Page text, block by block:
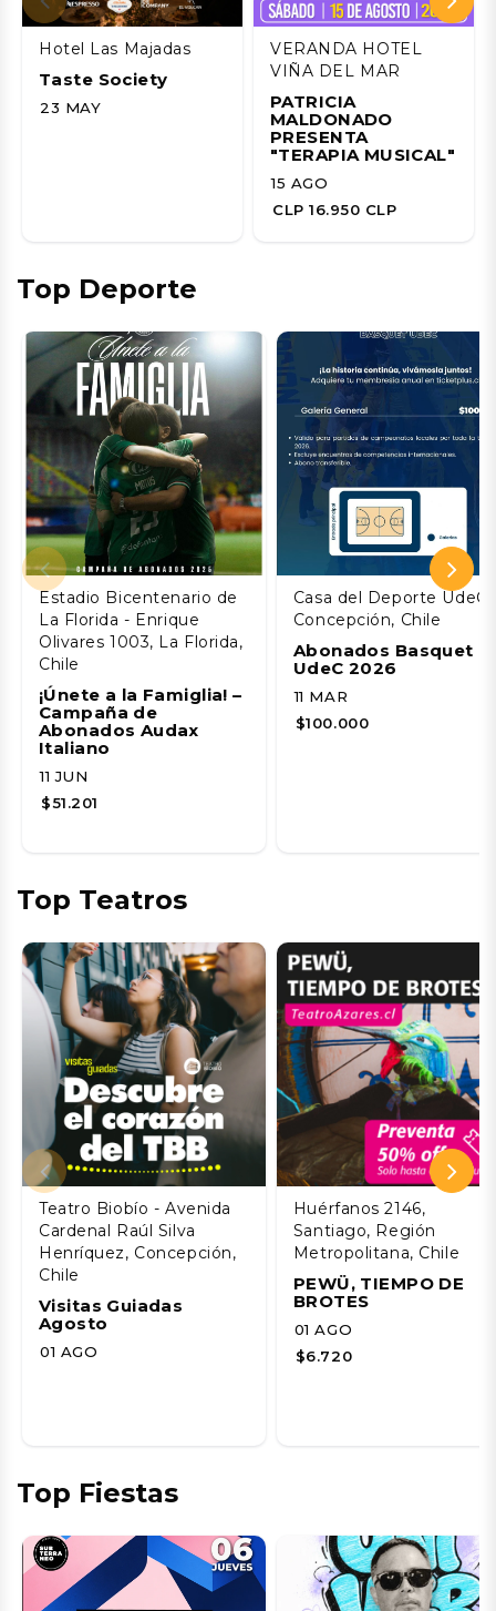
Hotel Las Majadas
Taste Society
23 MAY
VERANDA HOTEL
VIÑA DEL MAR
PATRICIA
MALDONADO
PRESENTA
"TERAPIA MUSICAL"
15 AGO
CLP 16.950 CLP
Top Deporte
Estadio Bicentenario de
La Florida - Enrique
Olivares 1003, La Florida,
Chile
¡Únete a la Famiglia! –
Campaña de
Abonados Audax
Italiano
11 JUN
$51.201
Casa del Deporte UdeC,
Concepción, Chile
Abonados Basquet
UdeC 2026
11 MAR
$100.000
Top Teatros
Teatro Biobío - Avenida
Cardenal Raúl Silva
Henríquez, Concepción,
Chile
Visitas Guiadas
Agosto
01 AGO
Huérfanos 2146,
Santiago, Región
Metropolitana, Chile
PEWÜ, TIEMPO DE
BROTES
01 AGO
$6.720
Top Fiestas